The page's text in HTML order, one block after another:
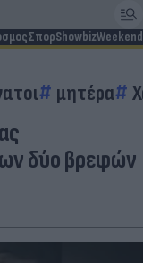
ΣπορShowbizWeekend
μητέρα
δύο βρεφών